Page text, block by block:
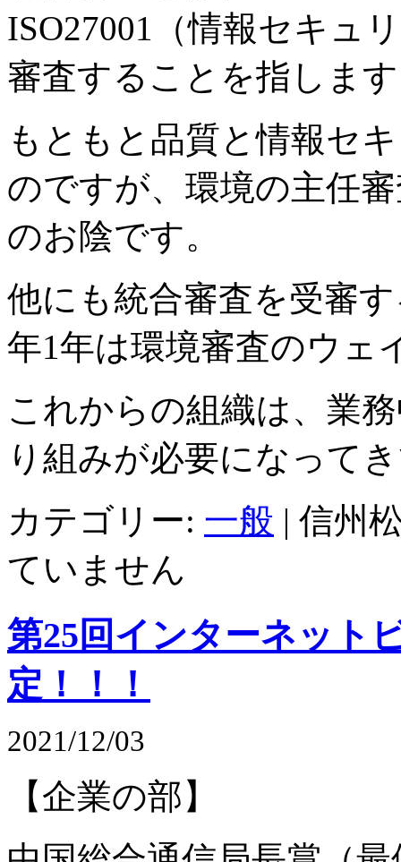
ISO27001（情報セキュ
審査することを指しま
もともと品質と情報セ
のですが、環境の主任
のお陰です。
他にも統合審査を受審
年1年は環境審査のウェ
これからの組織は、業
り組みが必要になって
カテゴリー: 一般 | 信州
ていません
第25回インターネット
定！！！
2021/12/03
【企業の部】